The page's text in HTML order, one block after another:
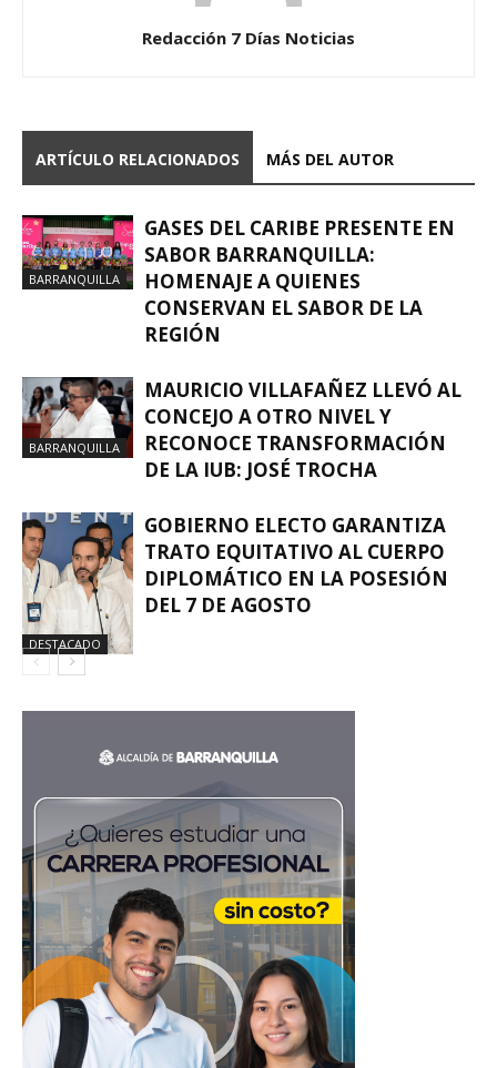
Redacción 7 Días Noticias
ARTÍCULO RELACIONADOS MÁS DEL AUTOR
BARRANQUILLA
GASES DEL CARIBE PRESENTE EN
SABOR BARRANQUILLA:
HOMENAJE A QUIENES
CONSERVAN EL SABOR DE LA
REGIÓN
BARRANQUILLA
MAURICIO VILLAFAÑEZ LLEVÓ AL
CONCEJO A OTRO NIVEL Y
RECONOCE TRANSFORMACIÓN
DE LA IUB: JOSÉ TROCHA
DESTACADO
GOBIERNO ELECTO GARANTIZA
TRATO EQUITATIVO AL CUERPO
DIPLOMÁTICO EN LA POSESIÓN
DEL 7 DE AGOSTO